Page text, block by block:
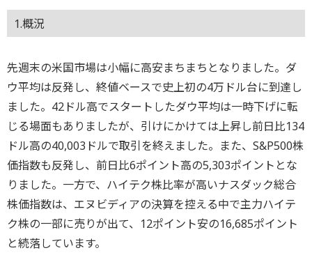
1.概況
先週末の米国市場は小幅に高安まちまちとなりました。ダ
ウ平均は反発し、終値ベースで史上初の4万ドル台に到達し
ました。42ドル高でスタートしたダウ平均は一時下げに転
じる場面もありましたが、引けにかけては上昇し前日比134
ドル高の40,003ドルで取引を終えました。また、S&P500株
価指数も反発し、前日比6ポイント高の5,303ポイントとな
りました。一方で、ハイテク株比率が高いナスダック総合
株価指数は、エヌビディアの決算を控える中で主力ハイテ
ク株の一部に売りが出て、12ポイント安の16,685ポイント
と続落しています。